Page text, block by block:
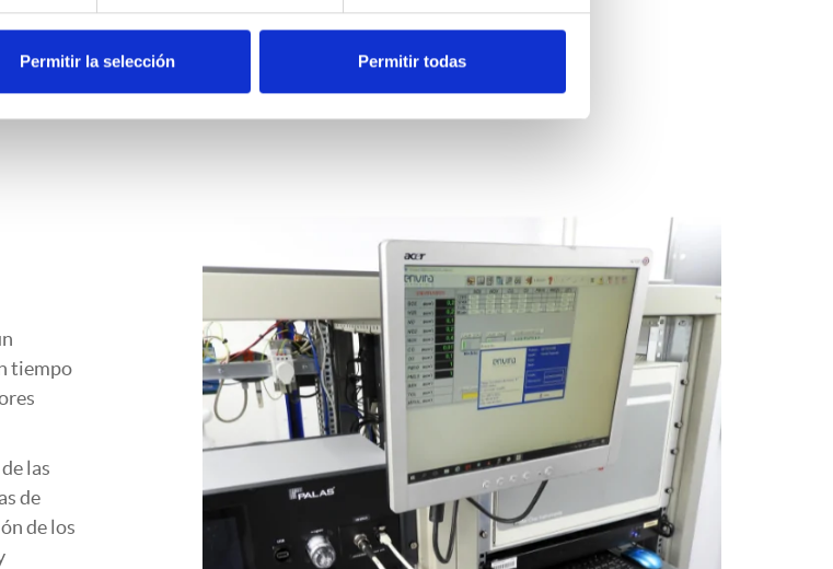
Permitir la selección Permitir todas
Toda la línea de estaciones móviles suministradas por
tiempo
las
de
de los